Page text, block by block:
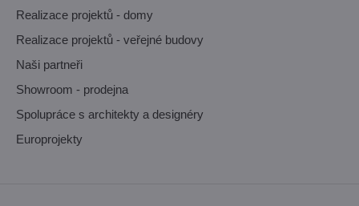
Realizace projektů - domy
Realizace projektů - veřejné budovy
Naši partneři
Showroom - prodejna
Spolupráce s architekty a designéry
Europrojekty